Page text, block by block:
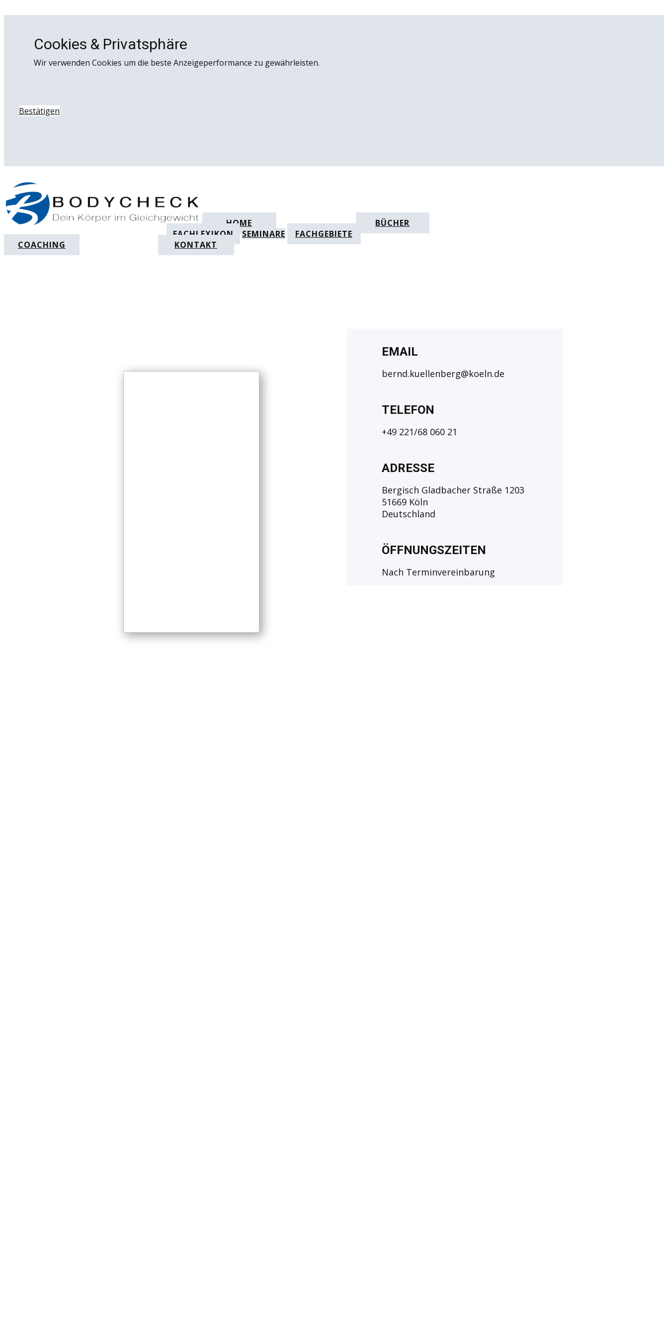
Cookies & Privatsphäre
Wir verwenden Cookies um die beste Anzeigeperformance zu gewährleisten.
Bestätigen
HOME
BÜCHER
FACHLEXIKON
SEMINARE
FACHGEBIETE
COACHING
KONTAKT
EMAIL
bernd.kuellenberg@​koeln.de
TELEFON
+49 221/68 060 21
ADRESSE
Bergisch Gladbacher Straße 1203
51669 Köln
Deutschland
ÖFFNUNGSZEITEN
Nach Terminvereinbarung